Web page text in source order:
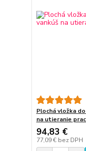
Plochá vložka
na utieranie
94,83 €
77,09 € bez DPH